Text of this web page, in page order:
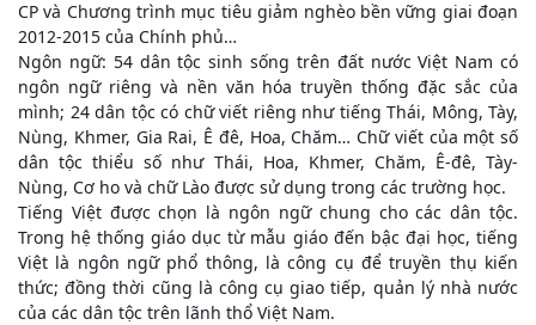
CP và Chương trình mục tiêu giảm nghèo bền vững giai đoạn
2012-2015 của Chính phủ…
Ngôn ngữ: 54 dân tộc sinh sống trên đất nước Việt Nam có
ngôn ngữ riêng và nền văn hóa truyền thống đặc sắc của
mình; 24 dân tộc có chữ viết riêng như tiếng Thái, Mông, Tày,
Nùng, Khmer, Gia Rai, Ê đê, Hoa, Chăm… Chữ viết của một số
dân tộc thiểu số như Thái, Hoa, Khmer, Chăm, Ê-đê, Tày-
Nùng, Cơ ho và chữ Lào được sử dụng trong các trường học.
Tiếng Việt được chọn là ngôn ngữ chung cho các dân tộc.
Trong hệ thống giáo dục từ mẫu giáo đến bậc đại học, tiếng
Việt là ngôn ngữ phổ thông, là công cụ để truyền thụ kiến
thức; đồng thời cũng là công cụ giao tiếp, quản lý nhà nước
của các dân tộc trên lãnh thổ Việt Nam.